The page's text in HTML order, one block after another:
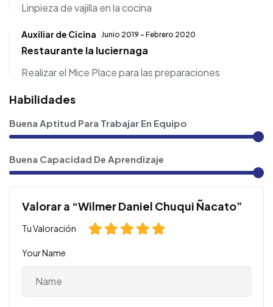
Linpieza de vajilla en la cocina
Auxiliar de Cicina Junio 2019 - Febrero 2020
Restaurante la luciernaga
Realizar el Mice Place para las preparaciones
Habilidades
Buena Aptitud Para Trabajar En Equipo
Buena Capacidad De Aprendizaje
Valorar a “Wilmer Daniel Chuqui Ñacato”
Tu Valoración
Your Name